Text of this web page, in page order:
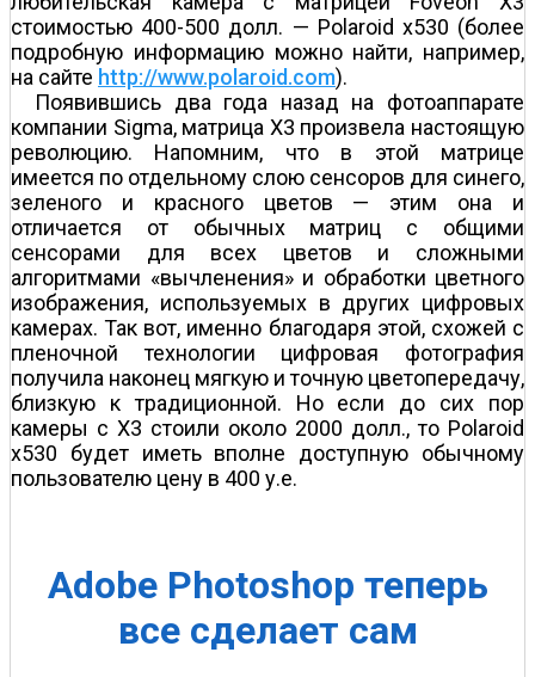
стоимостью 400-500 долл. — Polaroid x530 (более
подробную информацию можно найти, например,
на сайте http://www.polaroid.com).
Появившись два года назад на фотоаппарате
компании Sigma, матрица X3 произвела настоящую
революцию. Напомним, что в этой матрице
имеется по отдельному слою сенсоров для синего,
зеленого и красного цветов — этим она и
отличается от обычных матриц с общими
сенсорами для всех цветов и сложными
алгоритмами «вычленения» и обработки цветного
изображения, используемых в других цифровых
камерах. Так вот, именно благодаря этой, схожей с
пленочной технологии цифровая фотография
получила наконец мягкую и точную цветопередачу,
близкую к традиционной. Но если до сих пор
камеры с X3 стоили около 2000 долл., то Polaroid
x530 будет иметь вполне доступную обычному
пользователю цену в 400 у.е.
Adobe Photoshop теперь
все сделает сам